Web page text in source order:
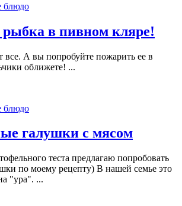
блюдо
в пивном кляре!
А вы попробуйте пожарить ее в
оближете! ...
блюдо
галушки с мясом
теста предлагаю попробовать
по моему рецепту) В нашей семье это
"ура". ...